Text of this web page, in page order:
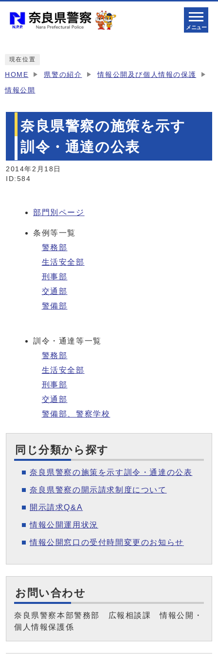
メニュー
現在位置
HOME 県警の紹介 情報公開及び個人情報の保護
情報公開
奈良県警察の施策を示す
訓令・通達の公表
2014年2月18日
ID:584
部門別ページ
条例等一覧
警務部
生活安全部
刑事部
交通部
警備部
訓令・通達等一覧
警務部
生活安全部
刑事部
交通部
警備部、警察学校
同じ分類から探す
奈良県警察の施策を示す訓令・通達の公表
奈良県警察の開示請求制度について
開示請求Q&A
情報公開運用状況
情報公開窓口の受付時間変更のお知らせ
お問い合わせ
奈良県警察本部警務部 広報相談課 情報公開・
個人情報保護係